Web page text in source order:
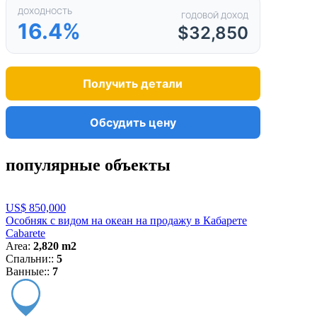
ДОХОДНОСТЬ
16.4%
ГОДОВОЙ ДОХОД
$32,850
Получить детали
Обсудить цену
популярные объекты
US$ 850,000
Особняк с видом на океан на продажу в Кабарете
Cabarete
Area: 2,820 m2
Спальни:: 5
Ванные:: 7